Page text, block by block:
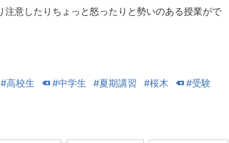
注意したりちょっと怒ったりと勢いのある授業がで
#高校生 #中学生 #夏期講習 #桜木
#受験